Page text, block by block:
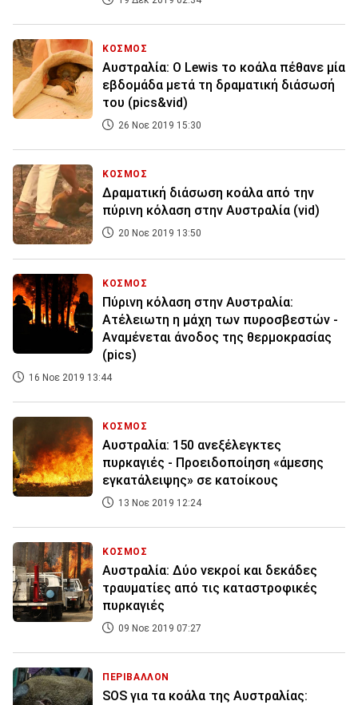
ΚΟΣΜΟΣ
Αυστραλία: Ο Lewis το κοάλα πέθανε μία
εβδομάδα μετά τη δραματική διάσωσή
του (pics&vid)
26 Νοε 2019 15:30
ΚΟΣΜΟΣ
Δραματική διάσωση κοάλα από την
πύρινη κόλαση στην Αυστραλία (vid)
20 Νοε 2019 13:50
ΚΟΣΜΟΣ
Πύρινη κόλαση στην Αυστραλία:
Ατέλειωτη η μάχη των πυροσβεστών -
Αναμένεται άνοδος της θερμοκρασίας
(pics)
16 Νοε 2019 13:44
ΚΟΣΜΟΣ
Αυστραλία: 150 ανεξέλεγκτες
πυρκαγιές - Προειδοποίηση «άμεσης
εγκατάλειψης» σε κατοίκους
13 Νοε 2019 12:24
ΚΟΣΜΟΣ
Αυστραλία: Δύο νεκροί και δεκάδες
τραυματίες από τις καταστροφικές
πυρκαγιές
09 Νοε 2019 07:27
ΠΕΡΙΒΑΛΛΟΝ
SOS για τα κοάλα της Αυστραλίας: